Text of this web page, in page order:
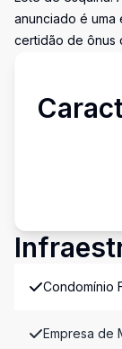
anunciado é uma
certidão de ônus
Condomínio
Empresa de